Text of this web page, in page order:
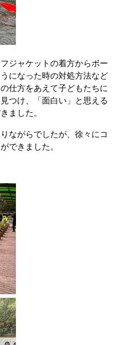
ジャケットの着方からボー
になった時の対処方法など
仕方をあえて子どもたちに
つけ、「面白い」と思える
ました。
ながらでしたが、徐々にコ
できました。